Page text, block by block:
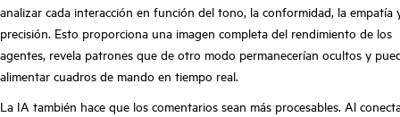
analizar cada interacción en función del tono, la conformidad, la empatía
precisión. Esto proporciona una imagen completa del rendimiento de los
agentes, revela patrones que de otro modo permanecerían ocultos y
alimentar cuadros de mando en tiempo real.
La IA también hace que los comentarios sean más procesables. Al